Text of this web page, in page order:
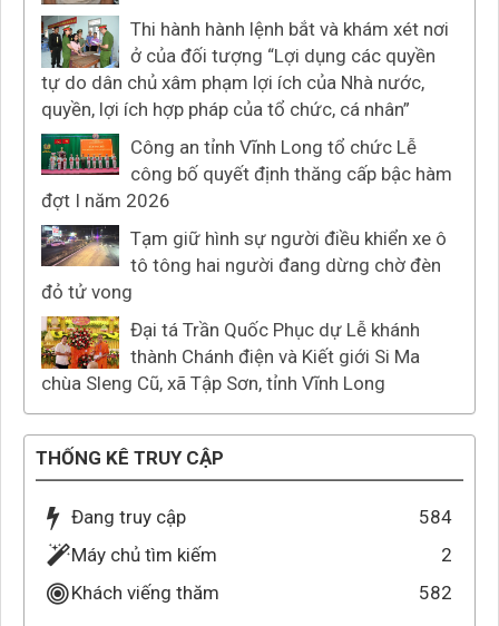
Thi hành hành lệnh bắt và khám xét nơi
ở của đối tượng “Lợi dụng các quyền
tự do dân chủ xâm phạm lợi ích của Nhà nước,
quyền, lợi ích hợp pháp của tổ chức, cá nhân”
Công an tỉnh Vĩnh Long tổ chức Lễ
công bố quyết định thăng cấp bậc hàm
đợt I năm 2026
Tạm giữ hình sự người điều khiển xe ô
tô tông hai người đang dừng chờ đèn
đỏ tử vong
Đại tá Trần Quốc Phục dự Lễ khánh
thành Chánh điện và Kiết giới Si Ma
chùa Sleng Cũ, xã Tập Sơn, tỉnh Vĩnh Long
THỐNG KÊ TRUY CẬP
Đang truy cập
584
Máy chủ tìm kiếm
2
Khách viếng thăm
582